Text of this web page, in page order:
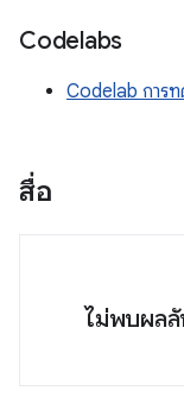
Codelabs
Codelab การ
สื่อ
ไม่พบผล